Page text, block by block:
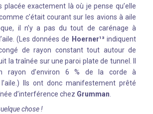
placée exactement là où je pense qu’elle
c’était courant sur les avions à aile
il n’y a pas du tout de carénage à
(Les données de Hoerner¹³ indiquent
de rayon constant tout autour de
la traînée sur une paroi plate de tunnel. Il
rayon d’environ 6 % de la corde à
l’aile.) Ils ont donc manifestement prêté
d’interférence chez Grumman.
chose !